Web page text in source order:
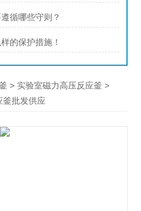
循哪些守则？
的保护措施！
> 实验室磁力高压反应釜 >
釜批发供应